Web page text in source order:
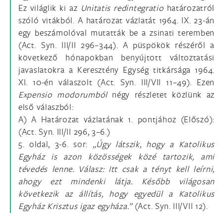
Ez világlik ki az Unitatis redintegratio határozatról
szóló vitákból. A határozat vázlatát 1964. IX. 23-án
egy beszámolóval mutatták be a zsinati teremben
(Act. Syn. III/II 296–344). A püspökök részéről a
következő hónapokban benyújtott változtatási
javaslatokra a Keresztény Egység titkársága 1964.
XI. 10-én válaszolt (Act. Syn. III/VII 11–49). Ezen
Expensio modorumbólnégy részletet közlünk az
első válaszból:
A) A Határozat vázlatának 1. pontjához (Előszó):
(Act. Syn. III/II 296, 3–6.)
5. oldal, 3-6. sor: „Úgy látszik, hogy a Katolikus
Egyház is azon közösségek közé tartozik, ami
tévedés lenne. Válasz: Itt csak a tényt kell leírni,
ahogy ezt mindenki látja. Később világosan
következik az állítás, hogy egyedül a Katolikus
Egyház Krisztus igaz egyháza.”(Act. Syn. III/VII 12).